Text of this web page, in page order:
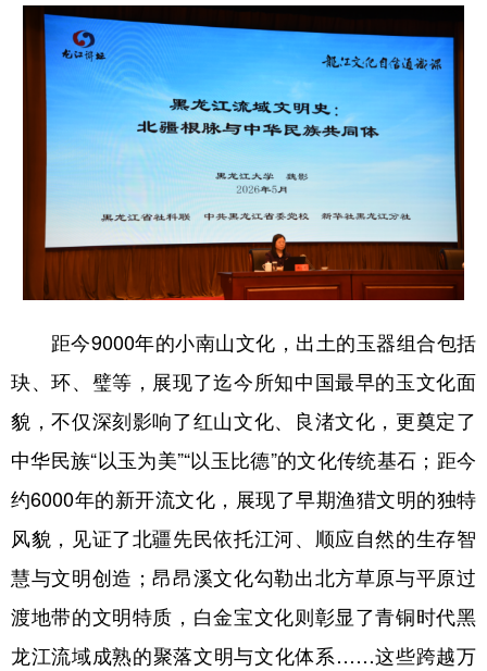
距今9000年的小南山文化，出土的玉器组合包括
玦、环、璧等，展现了迄今所知中国最早的玉文化面
貌，不仅深刻影响了红山文化、良渚文化，更奠定了
中华民族“以玉为美”“以玉比德”的文化传统基石；距今
约6000年的新开流文化，展现了早期渔猎文明的独特
风貌，见证了北疆先民依托江河、顺应自然的生存智
慧与文明创造；昂昂溪文化勾勒出北方草原与平原过
渡地带的文明特质，白金宝文化则彰显了青铜时代黑
龙江流域成熟的聚落文明与文化体系……这些跨越万